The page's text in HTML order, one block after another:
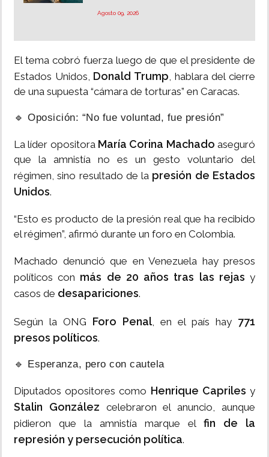
Agosto 09, 2026
El tema cobró fuerza luego de que el presidente de
Estados Unidos, Donald Trump, hablara del cierre
de una supuesta “cámara de torturas” en Caracas.
🔹 Oposición: “No fue voluntad, fue presión”
La líder opositora María Corina Machado aseguró
que la amnistía no es un gesto voluntario del
régimen, sino resultado de la presión de Estados
Unidos.
“Esto es producto de la presión real que ha recibido
el régimen”, afirmó durante un foro en Colombia.
Machado denunció que en Venezuela hay presos
políticos con más de 20 años tras las rejas y
casos de desapariciones.
Según la ONG Foro Penal, en el país hay 771
presos políticos.
🔹 Esperanza, pero con cautela
Diputados opositores como Henrique Capriles y
Stalin González celebraron el anuncio, aunque
pidieron que la amnistía marque el fin de la
represión y persecución política.